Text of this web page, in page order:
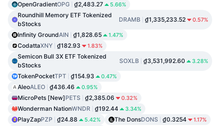
OpenGradientOPG ₫2,483.27 5.66%
Roundhill Memory ETF Tokenized
bStocks
DRAMB ₫1,335,233.52 0.57%
Infinity GroundAIN ₫1,828.65 1.47%
CodattaXNY ₫182.93 1.83%
Semicon Bull 3X ETF Tokenized
bStocks
SOXLB ₫3,531,992.60 3.28%
TokenPocketTPT ₫154.93 0.47%
AleoALEO ₫436.46 0.95%
MicroPets [New]PETS ₫2,385.06 0.32%
Wonderman NationWNDR ₫192.44 3.34%
PlayZapPZP ₫24.88 5.42% The DonsDONS ₫0.3254 1.17%